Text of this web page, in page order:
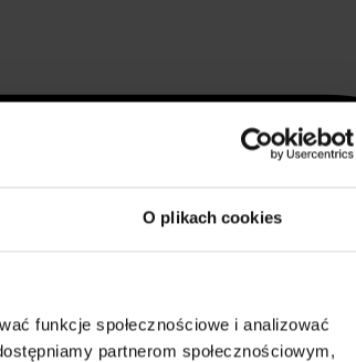
O plikach cookies
funkcje społecznościowe i analizować
partnerom społecznościowym,